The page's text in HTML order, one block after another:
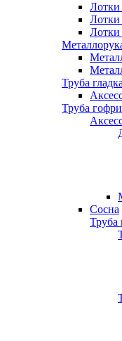
Лотки
Лотки
Лотки
Труба
Труба
Сосна
Труба